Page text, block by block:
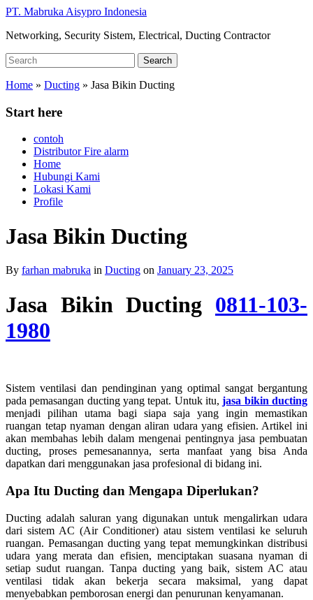
Skip
main
PT. Mabruka Aisypro Indonesia
Networking, Security Sistem, Electrical, Ducting Contractor
Search
for:
Search
Home » Ducting » Jasa Bikin Ducting
Start here
contoh
Distributor Fire alarm
Home
Hubungi Kami
Lokasi Kami
Profile
Jasa Bikin Ducting
By farhan mabruka in Ducting on January 23, 2025
Jasa Bikin Ducting 0811-103-
1980
Sistem ventilasi dan pendinginan yang optimal sangat bergantung
pada pemasangan ducting yang tepat. Untuk itu,jasa bikin ducting
menjadi pilihan utama bagi siapa saja yang ingin memastikan
ruangan tetap nyaman dengan aliran udara yang efisien. Artikel ini
akan membahas lebih dalam mengenai pentingnya jasa pembuatan
ducting, proses pemesanannya, serta manfaat yang bisa Anda
dapatkan dari menggunakan jasa profesional di bidang ini.
Apa Itu Ducting dan Mengapa Diperlukan?
Ducting adalah saluran yang digunakan untuk mengalirkan udara
dari sistem AC (Air Conditioner) atau sistem ventilasi ke seluruh
ruangan. Pemasangan ducting yang tepat memungkinkan distribusi
udara yang merata dan efisien, menciptakan suasana nyaman di
setiap sudut ruangan. Tanpa ducting yang baik, sistem AC atau
ventilasi tidak akan bekerja secara maksimal, yang dapat
menyebabkan pemborosan energi dan penurunan kenyamanan.